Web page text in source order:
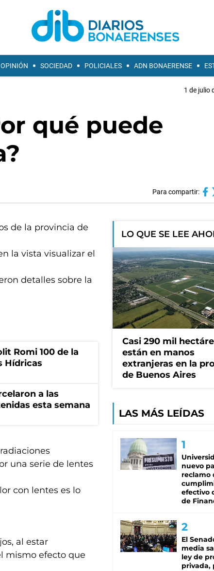
OPINIÓN SOCIEDAD POLICIALES ADN BONAERENSE
1 de julio
qué puede
Para compartir:
de la provincia de
la vista visualizar el
detalles sobre la
Romi 100 de la
Hídricas
a las
esta semana
una serie de lentes
con lentes es lo
al estar
mismo efecto que
LO QUE SE LEE
Casi 290 mil
están en manos
extranjeras en la
de Buenos Aires
LAS MÁS LEÍDAS
nuevo
reclamo
efectivo
de
El
media
ley de
privada,